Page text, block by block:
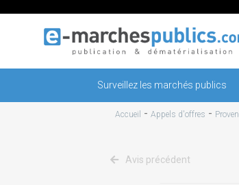
Surveillez les marchés publics
Accueil - Appels d'offres -
Avis précédent